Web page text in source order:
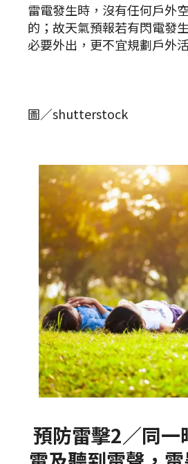
雷電發生時，沒有任何戶外
的；故天氣預報若有閃電發
必要外出，更不宜規劃戶外
圖／shutterstock
預防雷擊2／同一